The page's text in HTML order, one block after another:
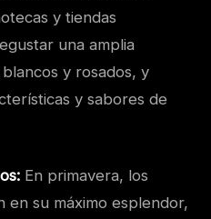
y tiendas
una amplia
y rosados, y
y sabores de
En primavera, los
en su máximo esplendor,